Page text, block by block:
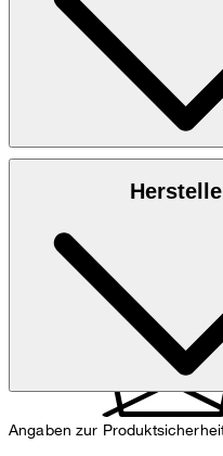
: Leichter
: Glatte
Ärmelfutter
: Fließende
7% Elasthan
Angaben zur